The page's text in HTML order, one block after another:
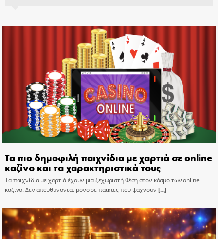
Τα πιο δημοφιλή παιχνίδια με χαρτιά σε online
καζίνο και τα χαρακτηριστικά τους
Τα παιχνίδια με χαρτιά έχουν μια ξεχωριστή θέση στον κόσμο των online
καζίνο. Δεν απευθύνονται μόνο σε παίκτες που ψάχνουν […]